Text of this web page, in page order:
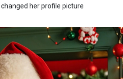
changed her profile picture